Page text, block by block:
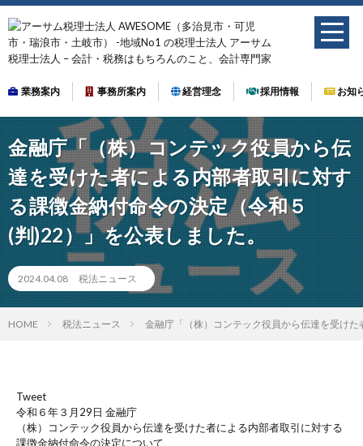
業務案内 事務所案内 経営理念 採用情報 お知
金融庁「（株）コンテック役員から伝
達を受けた者による内部者取引に対す
る課徴金納付命令の決定（令和５
(判)22）」を公表しました。
2024.04.08 税法ニュース
HOME 税法ニュース 金融庁「（株）コンテック役員から伝達を受け
Tweet
令和６年３月29日 金融庁
（株）コンテック役員から伝達を受けた者による内部者取引に対する
課徴金納付命令の決定について